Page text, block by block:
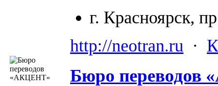
г. Красноярск,
http://neotran.ru ·
Бюро переводов «